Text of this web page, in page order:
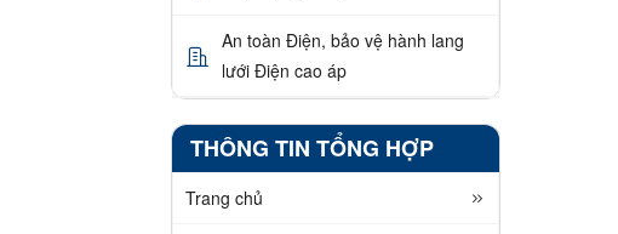
An toàn Điện, bảo vệ hành lang
lưới Điện cao áp
THÔNG TIN TỔNG HỢP
Trang chủ